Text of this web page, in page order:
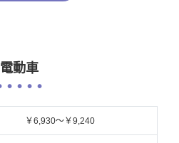
電動車
￥6,930～￥9,240